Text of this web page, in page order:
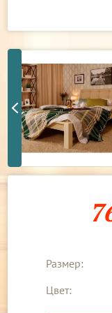
Размер:
Цвет: